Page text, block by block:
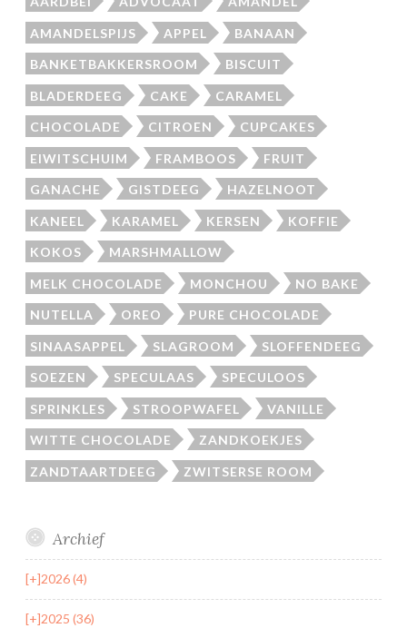
AMANDELSPIJS APPEL BANAAN
BANKETBAKKERSROOM BISCUIT
BLADERDEEG CAKE CARAMEL
CHOCOLADE CITROEN CUPCAKES
EIWITSCHUIM FRAMBOOS FRUIT
GANACHE GISTDEEG HAZELNOOT
KANEEL KARAMEL KERSEN KOFFIE
KOKOS MARSHMALLOW
MELK CHOCOLADE MONCHOU NO BAKE
NUTELLA OREO PURE CHOCOLADE
SINAASAPPEL SLAGROOM SLOFFENDEEG
SOEZEN SPECULAAS SPECULOOS
SPRINKLES STROOPWAFEL VANILLE
WITTE CHOCOLADE ZANDKOEKJES
ZANDTAARTDEEG ZWITSERSE ROOM
Archief
[+]2026 (4)
[+]2025 (36)